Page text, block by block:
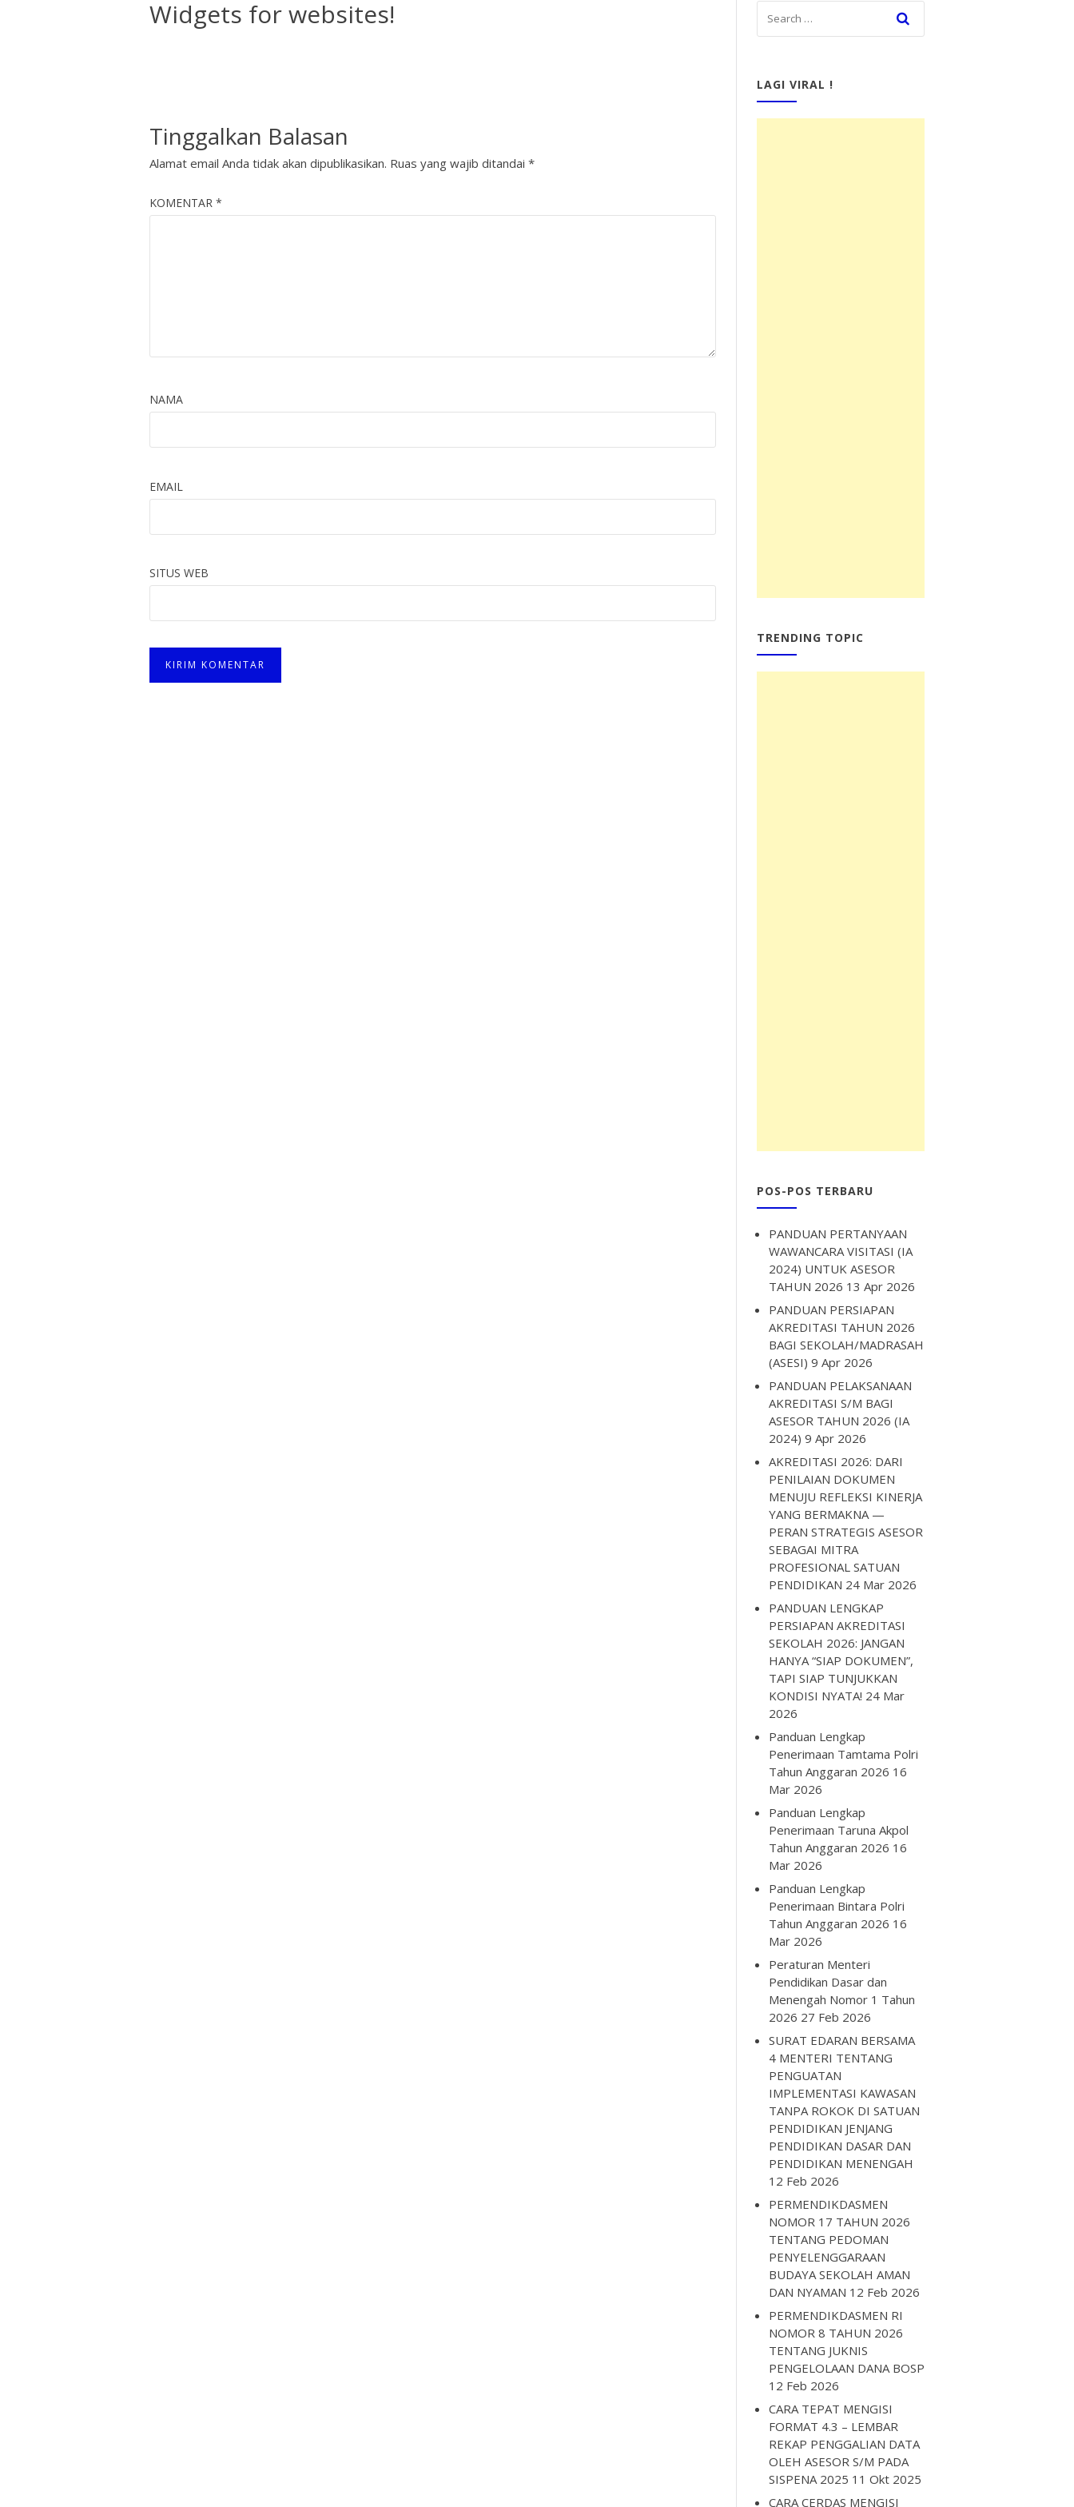
Widgets for websites!
Tinggalkan Balasan
Alamat email Anda tidak akan dipublikasikan. Ruas yang wajib ditandai *
KOMENTAR *
NAMA
EMAIL
SITUS WEB
LAGI VIRAL !
TRENDING TOPIC
POS-POS TERBARU
PANDUAN PERTANYAAN
WAWANCARA VISITASI (IA
2024) UNTUK ASESOR
TAHUN 2026 13 Apr 2026
PANDUAN PERSIAPAN
AKREDITASI TAHUN 2026
BAGI SEKOLAH/MADRASAH
(ASESI) 9 Apr 2026
PANDUAN PELAKSANAAN
AKREDITASI S/M BAGI
ASESOR TAHUN 2026 (IA
2024) 9 Apr 2026
AKREDITASI 2026: DARI
PENILAIAN DOKUMEN
MENUJU REFLEKSI KINERJA
YANG BERMAKNA —
PERAN STRATEGIS ASESOR
SEBAGAI MITRA
PROFESIONAL SATUAN
PENDIDIKAN 24 Mar 2026
PANDUAN LENGKAP
PERSIAPAN AKREDITASI
SEKOLAH 2026: JANGAN
HANYA “SIAP DOKUMEN”,
TAPI SIAP TUNJUKKAN
KONDISI NYATA! 24 Mar
2026
Panduan Lengkap
Penerimaan Tamtama Polri
Tahun Anggaran 2026 16
Mar 2026
Panduan Lengkap
Penerimaan Taruna Akpol
Tahun Anggaran 2026 16
Mar 2026
Panduan Lengkap
Penerimaan Bintara Polri
Tahun Anggaran 2026 16
Mar 2026
Peraturan Menteri
Pendidikan Dasar dan
Menengah Nomor 1 Tahun
2026 27 Feb 2026
SURAT EDARAN BERSAMA
4 MENTERI TENTANG
PENGUATAN
IMPLEMENTASI KAWASAN
TANPA ROKOK DI SATUAN
PENDIDIKAN JENJANG
PENDIDIKAN DASAR DAN
PENDIDIKAN MENENGAH
12 Feb 2026
PERMENDIKDASMEN
NOMOR 17 TAHUN 2026
TENTANG PEDOMAN
PENYELENGGARAAN
BUDAYA SEKOLAH AMAN
DAN NYAMAN 12 Feb 2026
PERMENDIKDASMEN RI
NOMOR 8 TAHUN 2026
TENTANG JUKNIS
PENGELOLAAN DANA BOSP
12 Feb 2026
CARA TEPAT MENGISI
FORMAT 4.3 – LEMBAR
REKAP PENGGALIAN DATA
OLEH ASESOR S/M PADA
SISPENA 2025 11 Okt 2025
CARA CERDAS MENGISI